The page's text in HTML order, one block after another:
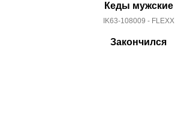
Кеды мужские
IK63-108009 - FLEXX
Закончился